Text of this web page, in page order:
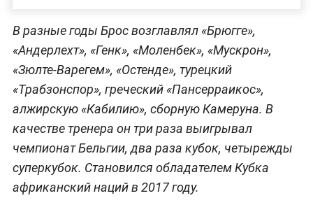
В разные годы Брос возглавлял «Брюгге»,
«Андерлехт», «Генк», «Моленбек», «Мускрон»,
«Зюлте-Варегем», «Остенде», турецкий
«Трабзонспор», греческий «Пансерраикос»,
алжирскую «Кабилию», сборную Камеруна. В
качестве тренера он три раза выигрывал
чемпионат Бельгии, два раза кубок, четырежды
суперкубок. Становился обладателем Кубка
африканский наций в 2017 году.